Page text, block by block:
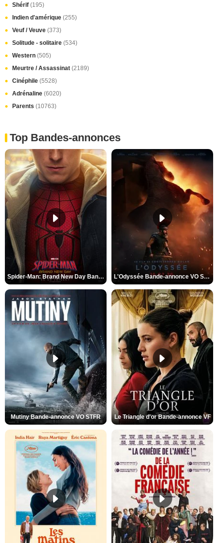
Shérif (195)
Indien d'amérique (255)
Veuf / Veuve (373)
Solitude - solitaire (534)
Western (505)
Meurtre / Assassinat (2189)
Cinéphile (5528)
Adrénaline (6020)
Parents (10763)
Top Bandes-annonces
Spider-Man: Brand New Day Bande-annonce VO STFR L'Odyssée Bande-annonce VO STFR
Mutiny Bande-annonce VO STFR Le Triangle d'or Bande-annonce VF